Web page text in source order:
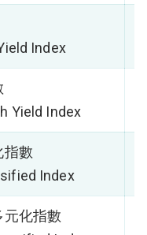
Index
Yield Index
指數
Index
元化指數